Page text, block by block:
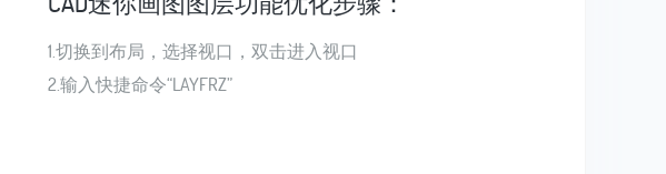
1.切换到布局，选择视口，双击进入视口
2.输入快捷命令“LAYFRZ”